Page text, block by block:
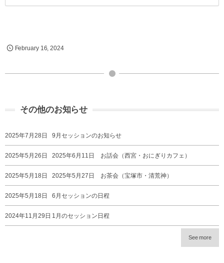
に生まれてきたか、光の存在同志でしてきた約束も全
だと自分を責めている人は、実は繊細な感覚の持ち主
を責めてい…
February 16,2024
その他のお知らせ
2025年7月28日 9月セッションのお知らせ
2025年5月26日 2025年6月11日 お話会（西宮・おにぎりカフェ）
2025年5月18日 2025年5月27日 お茶会（宝塚市・清荒神）
2025年5月18日 6月セッションの日程
2024年11月29日 1月のセッション日程
See more